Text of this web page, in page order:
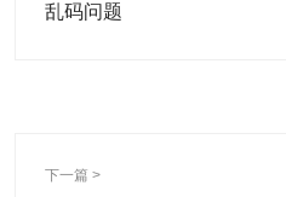
乱码问题
下一篇 >